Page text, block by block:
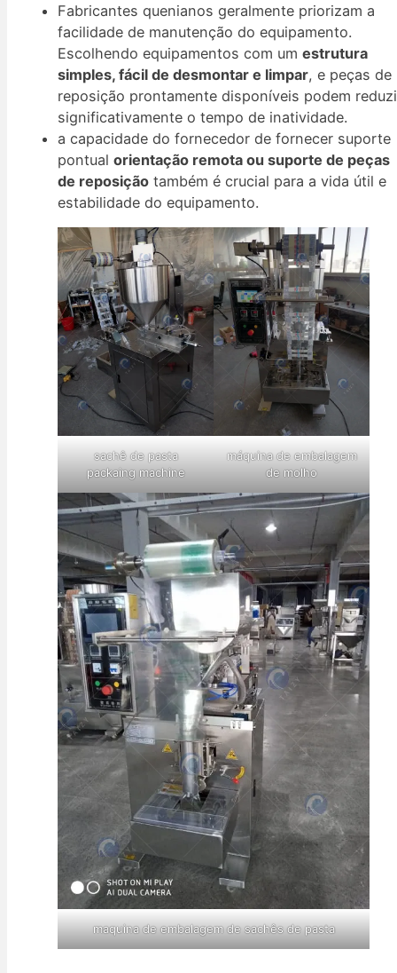
Fabricantes quenianos geralmente priorizam a
facilidade de manutenção do equipamento.
Escolhendo equipamentos com umestrutura
simples, fácil de desmontar e limpar, e peças de
reposição prontamente disponíveis podem
significativamente o tempo de inatividade.
a capacidade do fornecedor de fornecer suporte
pontualorientação remota ou suporte de peças
de reposição também é crucial para a vida útil e
estabilidade do equipamento.
sachê de pasta
packaing machine
máquina de embalagem
de molho
maquina de embalagem de sachês de pasta